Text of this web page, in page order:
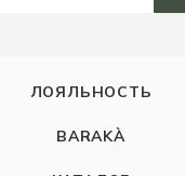
ЛОЯЛЬНОСТЬ
BARAKÀ